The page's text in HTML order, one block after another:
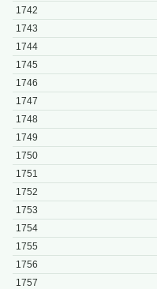
1742
1743
1744
1745
1746
1747
1748
1749
1750
1751
1752
1753
1754
1755
1756
1757